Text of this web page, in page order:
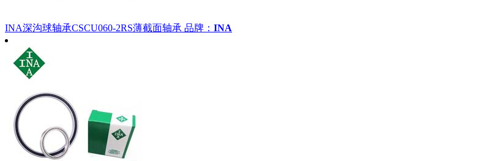
INA深沟球轴承CSCU060-2RS薄截面轴承 品牌： INA